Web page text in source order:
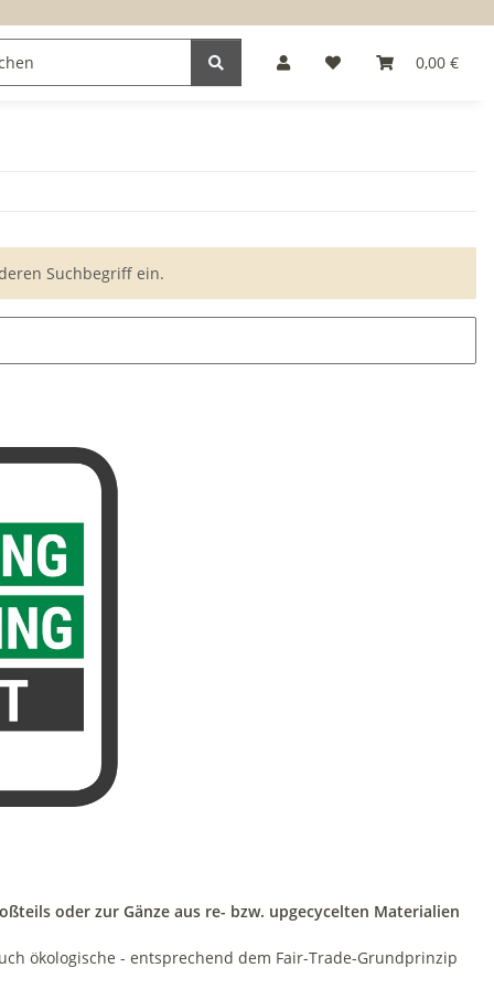
0,00 €
Suchbegriff ein.
oder zur Gänze aus re- bzw. upgecycelten Materialien
ökologische - entsprechend dem Fair-Trade-Grundprinzip